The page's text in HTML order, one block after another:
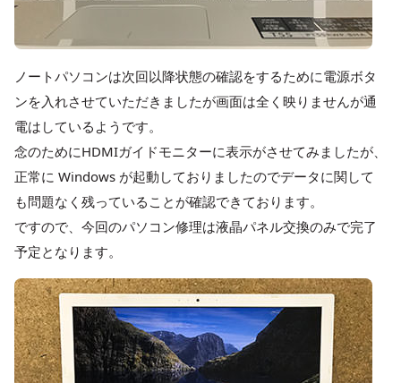
ノートパソコンは次回以降状態の確認をするために電源ボタ
ンを入れさせていただきましたが画面は全く映りませんが通
電はしているようです。
念のためにHDMIガイドモニターに表示がさせてみましたが、
正常に Windows が起動しておりましたのでデータに関して
も問題なく残っていることが確認できております。
ですので、今回のパソコン修理は液晶パネル交換のみで完了
予定となります。